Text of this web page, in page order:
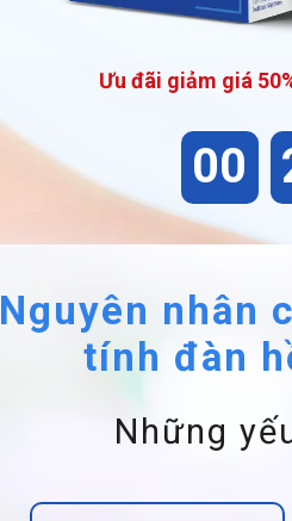
Ưu đãi giảm giá
00
Nguyên nhân
tính đàn
Những